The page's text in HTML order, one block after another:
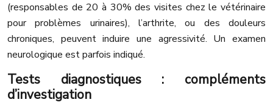
(responsables de 20 à 30% des visites chez le vétérinaire
pour problèmes urinaires), l’arthrite, ou des douleurs
chroniques, peuvent induire une agressivité. Un examen
neurologique est parfois indiqué.
Tests diagnostiques : compléments
d’investigation